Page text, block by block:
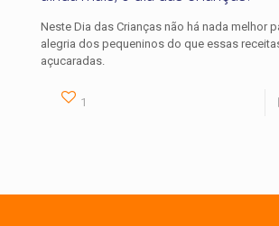
Neste Dia das Crianças não há nada melhor
alegria dos pequeninos do que essas
açucaradas.
1